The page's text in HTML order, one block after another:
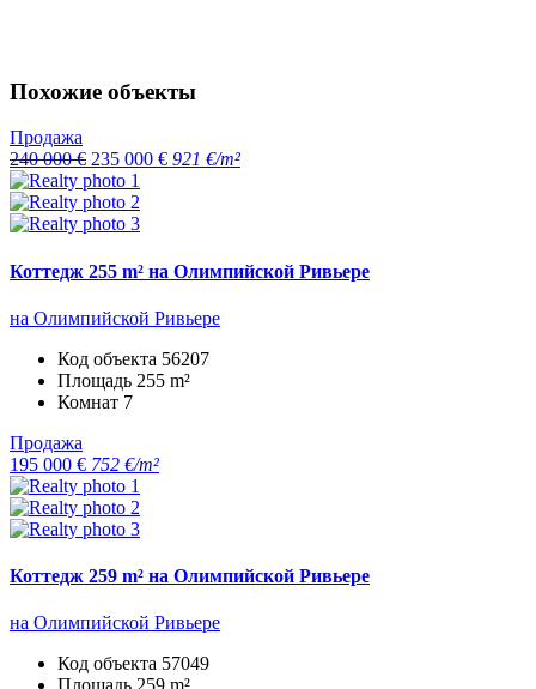
Похожие объекты
Продажа
240 000 € 235 000 € 921 €/m²
Коттедж 255 m² на Олимпийской Ривьере
на Олимпийской Ривьере
Код объекта 56207
Площадь 255 m²
Комнат 7
Продажа
195 000 € 752 €/m²
Коттедж 259 m² на Олимпийской Ривьере
на Олимпийской Ривьере
Код объекта 57049